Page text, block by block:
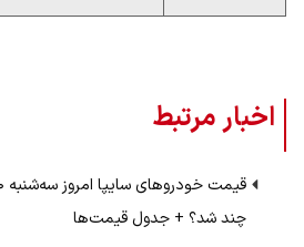
اخبار مرتبط
چند شد؟ + جدول قیمت‌ها